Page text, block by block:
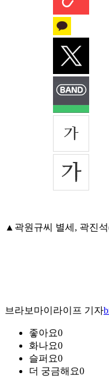
▲곽원규씨 별세, 곽진
브라보마이라이프 기자
좋아요0
화나요0
슬퍼요0
더 궁금해요0